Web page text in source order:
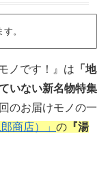
。
ノです！』は 「地
いない新名物特集
のお届けモノの一
商店）」 の 『湯